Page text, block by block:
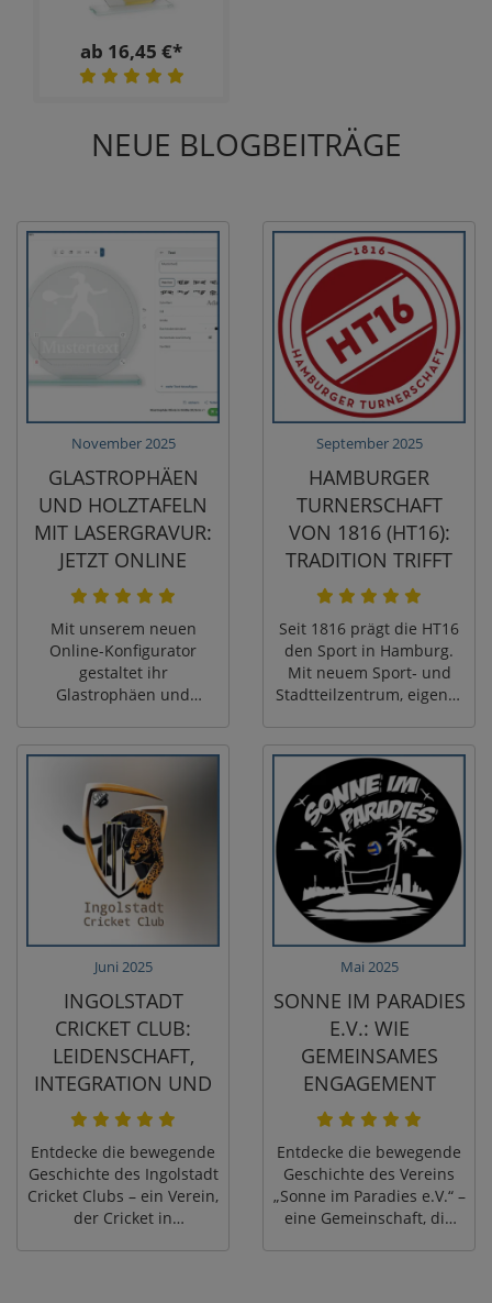
ab 16,45 €*
NEUE BLOGBEITRÄGE
November 2025
GLASTROPHÄEN
UND HOLZTAFELN
MIT LASERGRAVUR:
JETZT ONLINE
SELBST GESTALTEN
VORSCHAU
Mit unserem neuen
Online-Konfigurator
gestaltet ihr
Glastrophäen und
Minuten selbst: Logo
hochladen, Texte setzen,
in der Live-Vorschau
prüfen und direkt
bestellen. Im Beitrag
zeigen wir euch Schritt
für Schritt, wie ihr aus
Standard-Trophäen
Verein, Unternehmen
oder besondere Events
macht.
September 2025
HAMBURGER
TURNERSCHAFT
VON 1816 (HT16):
TRADITION TRIFFT
AUFBRUCH
Seit 1816 prägt die HT16
den Sport in Hamburg.
Mit neuem Sport‑ und
Stadtteilzentrum, eigener
Rehasport zeigt der
Verein, wie Tradition und
Moderne
zusammenfinden –
getragen von
Gemeinschaft, Mut und
Weitsicht.
Juni 2025
INGOLSTADT
CRICKET CLUB:
LEIDENSCHAFT,
INTEGRATION UND
GROSSER T
Entdecke die bewegende
Geschichte des Ingolstadt
Cricket Clubs – ein Verein,
der Cricket in
Mai 2025
SONNE IM PARADIES
E.V.: WIE
GEMEINSAMES
ENGAGEMENT
GRENZEN
Entdecke die bewegende
Geschichte des Vereins
„Sonne im Paradies e.V.“ –
eine Gemeinschaft, die